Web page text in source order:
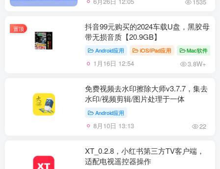
置顶
抖音99元购买的2024车载U盘，黑胶母
带无损音质【20.9GB】
Android应用 iOS/iPad应用 Mac软件
1月16日 12:54 3.8W+
免费视频去水印擦除大师v3.7.7，集去
水印/视频剪辑/图片处理于一体
Android应用
8月10日 13:13 22
XT_0.2.8，小红书第三方TV客户端，
适配电视遥控器操作